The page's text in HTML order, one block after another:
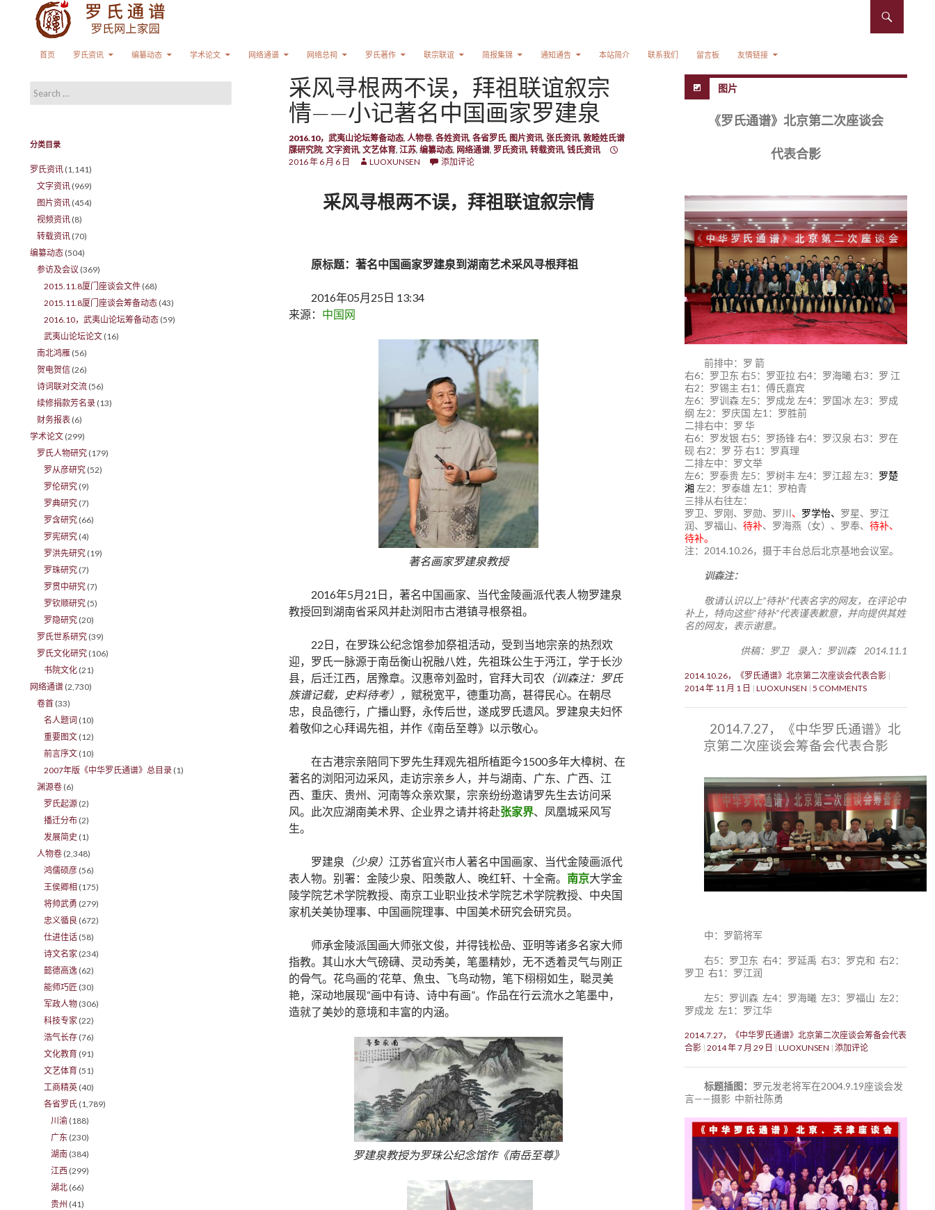
首页
罗氏资讯 编纂动态 学术论文 网络通谱 网络总祠 罗氏著作 联宗联谊 简报集锦 通知通告 本站简介 联系我们 留言板 友情链接
采风寻根两不误，拜祖联谊叙宗
情——小记著名中国画家罗建泉
2016.10，武夷山论坛筹备动态, 人物卷, 各姓资讯, 各省罗氏, 图片资讯, 张氏资讯, 敦睦姓氏谱
牒研究院, 文字资讯, 文艺体育, 江苏, 编纂动态, 网络通谱, 罗氏资讯, 转载资讯, 钱氏资讯
2016 年 6 月 6 日
LUOXUNSEN 添加评论
采风寻根两不误，拜祖联谊叙宗情
原标题：著名中国画家罗建泉到湖南艺术采风寻根拜祖
2016年05月25日 13:34
来源： 中国网
著名画家罗建泉教授
2016年5月21日，著名中国画家、当代金陵画派代表人物罗建泉
教授回到湖南省采风并赴浏阳市古港镇寻根祭祖。
22日，在罗珠公纪念馆参加祭祖活动，受到当地宗亲的热烈欢
迎，罗氏一脉源于南岳衡山祝融八姓，先祖珠公生于沔江，学于长沙
县，后迁江西，居豫章。汉惠帝刘盈时，官拜大司农 （训森注：罗氏
族谱记载，史料待考）， 赋税宽平，德重功高，甚得民心。在朝尽
忠，良品德行，广播山野，永传后世，遂成罗氏遗风。罗建泉夫妇怀
着敬仰之心拜谒先祖，并作《南岳至尊》以示敬心。
在古港宗亲陪同下罗先生拜观先祖所植距今1500多年大樟树、在
著名的浏阳河边采风，走访宗亲乡人，并与湖南、广东、广西、江
西、重庆、贵州、河南等众亲欢聚，宗亲纷纷邀请罗先生去访问采
风。此次应湖南美术界、企业界之请并将赴张家界、凤凰城采风写
生。
罗建泉 （少泉） 江苏省宜兴市人著名中国画家、当代金陵画派代
表人物。别署：金陵少泉、阳羡散人、晚红轩、十全斋。 南京大学金
陵学院艺术学院教授、南京工业职业技术学院艺术学院教授、中央国
家机关美协理事、中国画院理事、中国美术研究会研究员。
师承金陵派国画大师张文俊，并得钱松喦、亚明等诸多名家大师
指教。其山水大气磅礴、灵动秀美，笔墨精妙，无不透着灵气与刚正
的骨气。花鸟画的’花草、魚虫、飞鸟动物，笔下栩栩如生，聪灵美
艳，深动地展现“画中有诗、诗中有画”。作品在行云流水之笔墨中，
造就了美妙的意境和丰富的内涵。
罗建泉教授为罗珠公纪念馆作《南岳至尊》
图片
《罗氏通谱》北京第二次座谈会
代表合影
前排中：罗 箭
右6：罗卫东 右5：罗亚拉 右4：罗海曦 右3：罗 江
右2：罗锡主 右1：傅氏嘉宾
左6：罗训森 左5：罗成龙 左4：罗国冰 左3：罗成
纲 左2：罗庆国 左1：罗胜前
二排右中：罗 华
右6：罗发银 右5：罗扬锋 右4：罗汉泉 右3：罗在
砚 右2：罗 芬 右1：罗真理
二排左中：罗文举
左6：罗泰贵 左5：罗树丰 左4：罗江超 左3： 罗楚
湘 左2：罗泰雄 左1：罗柏青
三排从右往左：
罗卫、罗刚、罗勋、罗川、 罗学怡、 罗星、罗江
润、罗福山、 待补、罗海燕（女）、罗奉、 待补、
待补。
注：2014.10.26，摄于丰台总后北京基地会议室。
训森注：
敬请认识以上“待补”代表名字的网友，在评论中
补上，特向这些“待补”代表谨表歉意，并向提供其姓
名的网友，表示谢意。
供稿：罗卫 录入：罗训森 2014.11.1
2014.10.26，《罗氏通谱》北京第二次座谈会代表合影
2014 年 11 月 1 日
LUOXUNSEN 5 COMMENTS
2014.7.27，《中华罗氏通谱》北
京第二次座谈会筹备会代表合影
中：罗箭将军
右5：罗卫东 右4：罗延禹 右3：罗克和 右2：
罗卫 右1：罗江润
左5：罗训森 左4：罗海曦 左3：罗福山 左2：
罗成龙 左1：罗江华
2014.7.27，《中华罗氏通谱》北京第二次座谈会筹备会代表
合影 2014 年 7 月 29 日 LUOXUNSEN 添加评论
标题插图： 罗元发老将军在2004.9.19座谈会发
言——摄影 中新社陈勇
Search for:
分类目录
罗氏资讯 (1,141)
文字资讯 (969)
图片资讯 (454)
视频资讯 (8)
转载资讯 (70)
编纂动态 (504)
参访及会议 (369)
2015.11.8厦门座谈会文件 (68)
2015.11.8厦门座谈会筹备动态 (43)
2016.10，武夷山论坛筹备动态 (59)
武夷山论坛论文 (16)
南北鸿雁 (56)
贺电贺信 (26)
诗词联对交流 (56)
续修捐款芳名录 (13)
财务报表 (6)
学术论文 (299)
罗氏人物研究 (179)
罗从彦研究 (52)
罗伦研究 (9)
罗典研究 (7)
罗含研究 (66)
罗宪研究 (4)
罗洪先研究 (19)
罗珠研究 (7)
罗贯中研究 (7)
罗钦顺研究 (5)
罗隐研究 (20)
罗氏世系研究 (39)
罗氏文化研究 (106)
书院文化 (21)
网络通谱 (2,730)
卷首 (33)
名人题词 (10)
重要图文 (12)
前言序文 (10)
2007年版《中华罗氏通谱》总目录 (1)
渊源卷 (6)
罗氏起源 (2)
播迁分布 (2)
发展简史 (1)
人物卷 (2,348)
鸿儒硕彦 (56)
王侯卿相 (175)
将帅武勇 (279)
忠义循良 (672)
仕进佳话 (58)
诗文名家 (234)
懿德高逸 (62)
能师巧匠 (30)
军政人物 (306)
科技专家 (22)
浩气长存 (76)
文化教育 (91)
文艺体育 (51)
工商精英 (40)
各省罗氏 (1,789)
川渝 (188)
广东 (230)
湖南 (384)
江西 (299)
湖北 (66)
贵州 (41)